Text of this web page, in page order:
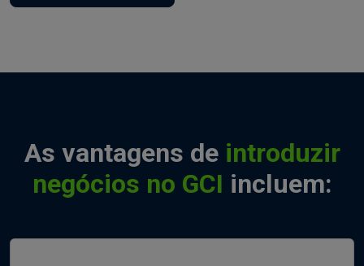
As vantagens de introduzir
negócios no GCI incluem: